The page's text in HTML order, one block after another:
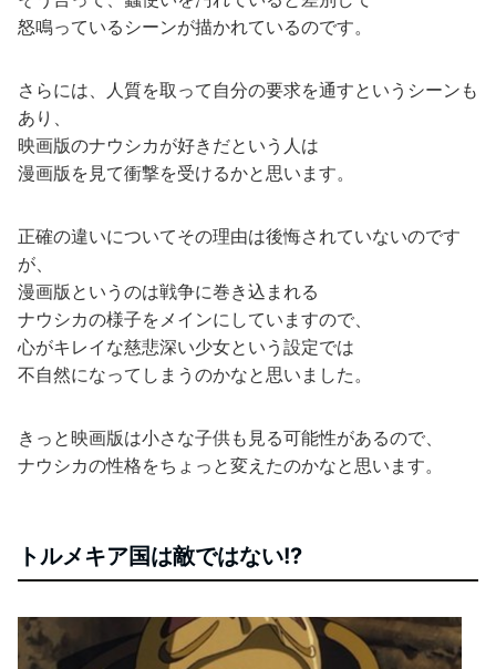
怒鳴っているシーンが描かれているのです。
さらには、人質を取って自分の要求を通すというシーンも
あり、
映画版のナウシカが好きだという人は
漫画版を見て衝撃を受けるかと思います。
正確の違いについてその理由は後悔されていないのです
が、
漫画版というのは戦争に巻き込まれる
ナウシカの様子をメインにしていますので、
心がキレイな慈悲深い少女という設定では
不自然になってしまうのかなと思いました。
きっと映画版は小さな子供も見る可能性があるので、
ナウシカの性格をちょっと変えたのかなと思います。
トルメキア国は敵ではない!?